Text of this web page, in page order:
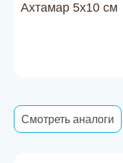
Ахтамар 5х10 см
Смотреть аналоги